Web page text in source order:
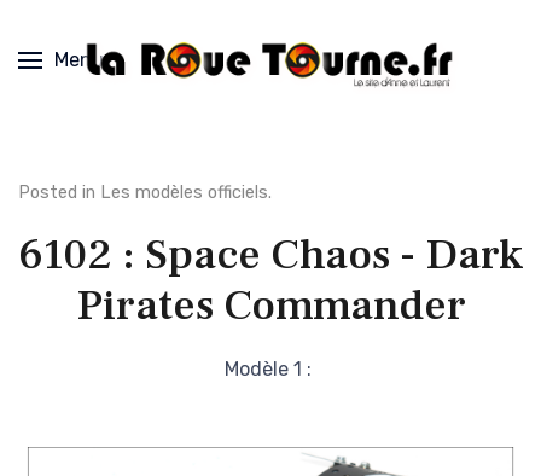
Menu
Posted in Les modèles officiels.
6102 : Space Chaos - Dark
Pirates Commander
Modèle 1 :